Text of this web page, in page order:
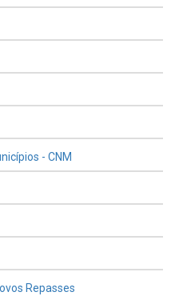
- CNM
Repasses